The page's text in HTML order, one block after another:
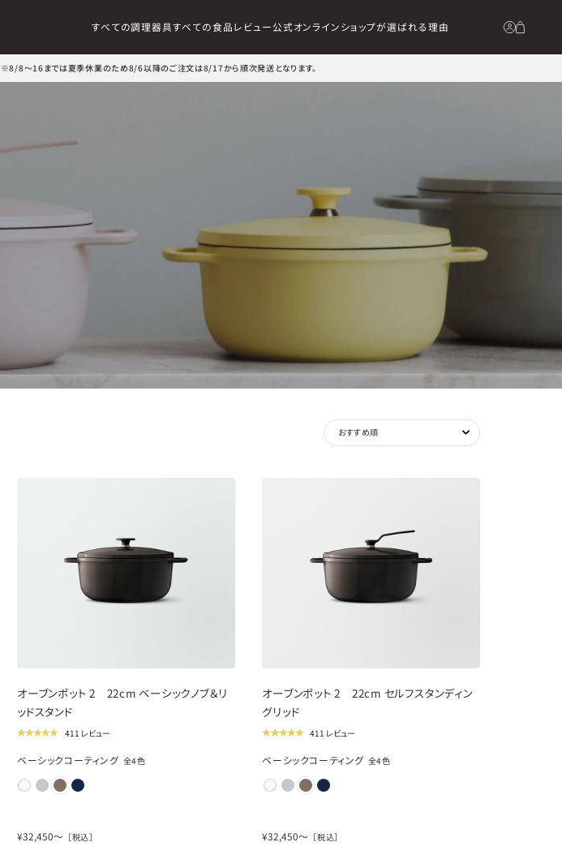
すべての調理器具すべての食品レビュー公式オンラインショップが選ばれる理由
※8/8～16までは夏季休業のため8/6以降のご注文は8/17から順次発送となります。
オーブンポット 2 22cm ベーシックノブ＆リ
ッドスタンド
411 レビュー
ベーシックコーティング 全4色
¥32,450〜 ［税込］
オーブンポット 2 22cm セルフスタンディン
グリッド
411 レビュー
ベーシックコーティング 全4色
¥32,450〜 ［税込］